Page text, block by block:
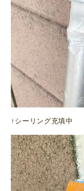
↑シーリング充填中